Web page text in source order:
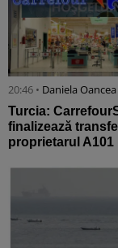
20:46 • Daniela Oancea
Turcia:
finalizează
proprietarul A101